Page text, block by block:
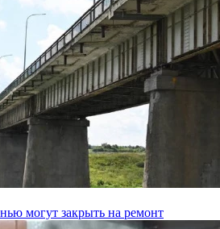
могут закрыть на ремонт